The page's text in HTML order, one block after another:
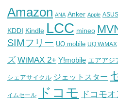
Amazon ANA Anker Apple ASUS
KDDI Kindle LCC mineo
SIMフリー UQ mobile UQ WiMAX
ズ WiMAX 2+ Y!mobile エアアジ
シェアサイクル ジェットスター
イムセール ドコモ ドコモ